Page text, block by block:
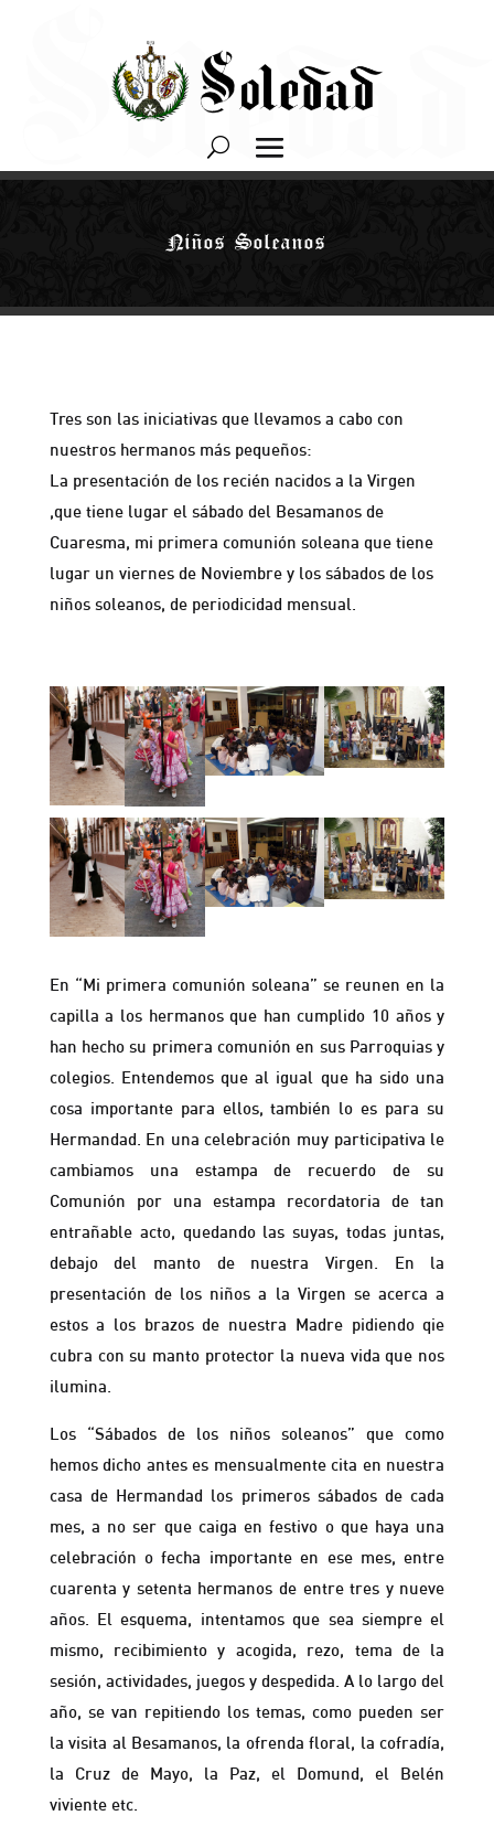
Niños Soleanos
Tres son las iniciativas que llevamos a cabo con
nuestros hermanos más pequeños:
La presentación de los recién nacidos a la Virgen
,que tiene lugar el sábado del Besamanos de
Cuaresma, mi primera comunión soleana que tiene
lugar un viernes de Noviembre y los sábados de los
niños soleanos, de periodicidad mensual.
En “Mi primera comunión soleana” se reunen en la
capilla a los hermanos que han cumplido 10 años y
han hecho su primera comunión en sus Parroquias y
colegios. Entendemos que al igual que ha sido una
cosa importante para ellos, también lo es para su
Hermandad. En una celebración muy participativa le
cambiamos una estampa de recuerdo de su
Comunión por una estampa recordatoria de tan
entrañable acto, quedando las suyas, todas juntas,
debajo del manto de nuestra Virgen. En la
presentación de los niños a la Virgen se acerca a
estos a los brazos de nuestra Madre pidiendo qie
cubra con su manto protector la nueva vida que nos
ilumina.
Los “Sábados de los niños soleanos” que como
hemos dicho antes es mensualmente cita en nuestra
casa de Hermandad los primeros sábados de cada
mes, a no ser que caiga en festivo o que haya una
celebración o fecha importante en ese mes, entre
cuarenta y setenta hermanos de entre tres y nueve
años. El esquema, intentamos que sea siempre el
mismo, recibimiento y acogida, rezo, tema de la
sesión, actividades, juegos y despedida. A lo largo del
año, se van repitiendo los temas, como pueden ser
la visita al Besamanos, la ofrenda floral, la cofradía,
la Cruz de Mayo, la Paz, el Domund, el Belén
viviente etc.